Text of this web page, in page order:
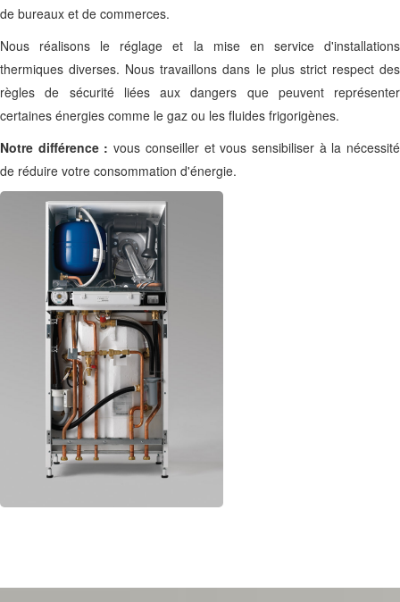
de bureaux et de commerces.
Nous réalisons le réglage et la mise en service d'installations
thermiques diverses. Nous travaillons dans le plus strict respect des
règles de sécurité liées aux dangers que peuvent représenter
certaines énergies comme le gaz ou les fluides frigorigènes.
​Notre différence : vous conseiller et vous sensibiliser à la nécessité
de réduire votre consommation d'énergie.